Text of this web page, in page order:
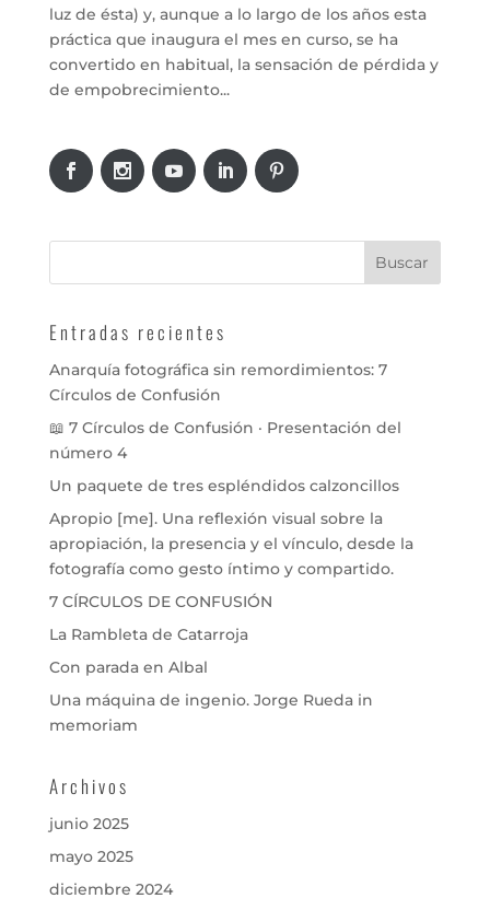
luz de ésta) y, aunque a lo largo de los años esta
práctica que inaugura el mes en curso, se ha
convertido en habitual, la sensación de pérdida y
de empobrecimiento...
Entradas recientes
Anarquía fotográfica sin remordimientos: 7
Círculos de Confusión
📖 7 Círculos de Confusión · Presentación del
número 4
Un paquete de tres espléndidos calzoncillos
Apropio [me]. Una reflexión visual sobre la
apropiación, la presencia y el vínculo, desde la
fotografía como gesto íntimo y compartido.
7 CÍRCULOS DE CONFUSIÓN
La Rambleta de Catarroja
Con parada en Albal
Una máquina de ingenio. Jorge Rueda in
memoriam
Archivos
junio 2025
mayo 2025
diciembre 2024